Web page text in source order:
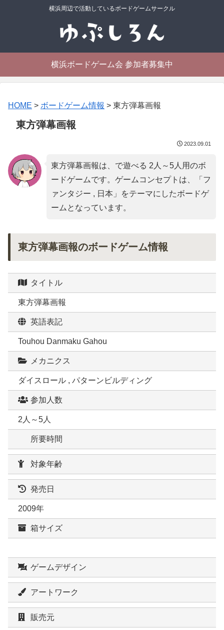
横浜周辺で活動しているボードゲームサークル
横浜ボードゲーム会 参加者募集中
HOME > ボードゲーム情報 > 東方弾幕画報
東方弾幕画報
2023.09.01
東方弾幕画報は、で遊べる 2人～5人用のボ
ードゲームです。ゲームコンセプトは、「 フ
ァンタジー , 日本 」をテーマにしたボードゲ
ームとなっています。
東方弾幕画報のボードゲーム情報
タイトル
東方弾幕画報
英語表記
Touhou Danmaku Gahou
メカニクス
ダイスロール , パターンビルディング
参加人数
2人～5人
所要時間
対象年齢
発売日
2009年
箱サイズ
ゲームデザイン
アートワーク
販売元